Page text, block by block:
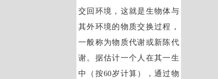
交回环境，这就是生物体与
其外环境的物质交换过程，
一般称为物质代谢或新陈代
谢。据估计一个人在其一生
中（按60岁计算），通过物